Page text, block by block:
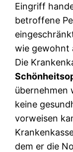
Eingriff
betroffene
wie gewohnt
Die
übernehmen
keine
vorweisen
dem er die